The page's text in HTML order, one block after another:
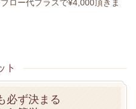
ロー代プラスで¥4,000頂きま
ト
必ず決まる